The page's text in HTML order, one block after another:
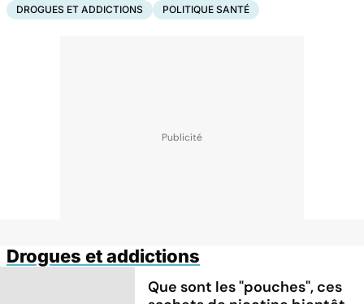
DROGUES ET ADDICTIONS POLITIQUE SANTÉ
Drogues et addictions
Que sont les "pouches", ces